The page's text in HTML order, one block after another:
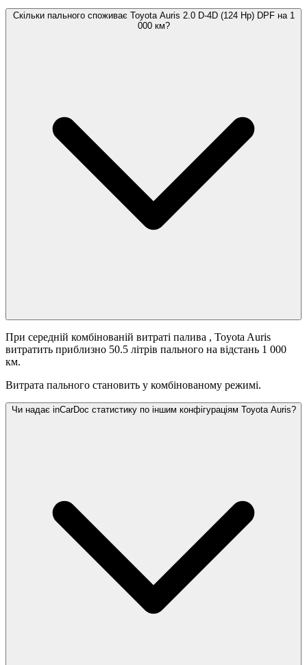
Скільки пального споживає Toyota Auris 2.0 D-4D (124 Hp) DPF на 1
000 км?
При середній комбінованій витраті палива , Toyota Auris
витратить приблизно 50.5 літрів пального на відстань 1 000
км.
Витрата пального становить у комбінованому режимі.
Чи надає inCarDoc статистику по іншим конфігураціям Toyota Auris?